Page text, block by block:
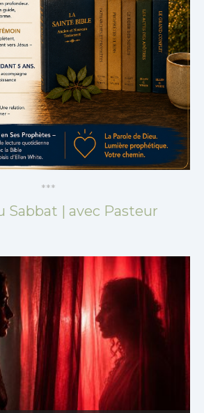
***
Sabbat | avec Pasteur